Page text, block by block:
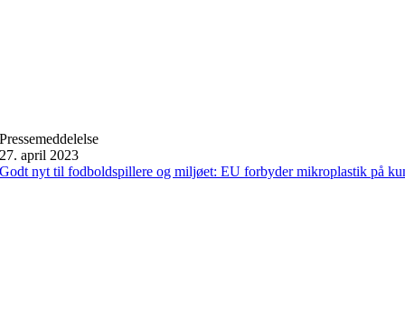
Pressemeddelelse
27. april 2023
Godt nyt til fodboldspillere og miljøet: EU forbyder mikroplastik på